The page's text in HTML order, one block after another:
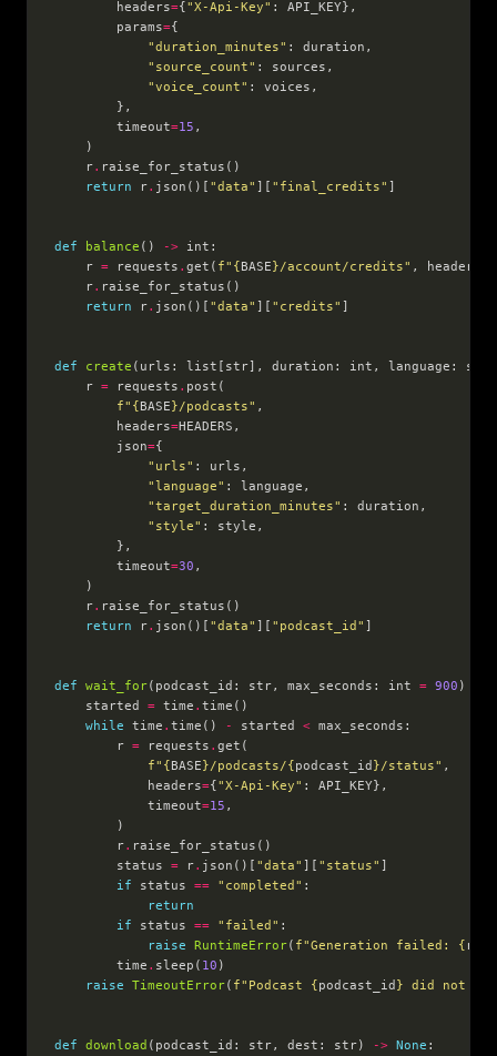
        headers
={"X-Api-Key"
        params
=
"duration_minutes"
"source_count"
"voice_count"
        timeout
=15
    r
.
return r. json()[ "data" ][ "final_credits"
def balance () ->
    r
= requests . get( f" {BASE}/account/credits" , headers
    r
.
return r. json()[ "data" ][ "credits"
def create (urls: list[str], duration: int, language:
    r
= requests .
f" {BASE}/podcasts"
        headers
=
        json
=
"urls"
"language"
"target_duration_minutes"
"style"
        timeout
=30
    r
.
return r. json()[ "data" ][ "podcast_id"
def wait_for(podcast_id: str, max_seconds: int = 900 )
    started
= time .
while time . time() - started <
        r
= requests .
f" {BASE}/podcasts/{podcast_id }/status"
            headers
={"X-Api-Key"
            timeout
=15
        r
.
        status
= r. json()[ "data" ][ "status"
if status == "completed"
return
if status == "failed"
raise RuntimeError( f"Generation failed: { r
        time
. sleep( 10
raise TimeoutError( f"Podcast {podcast_id } did not
def download (podcast_id: str, dest: str) -> None